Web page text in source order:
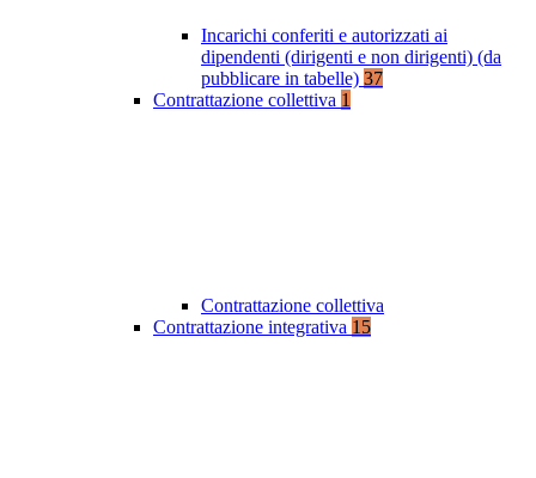
Incarichi conferiti e autorizzati ai
dipendenti (dirigenti e non dirigenti) (da
pubblicare in tabelle) 37
Contrattazione collettiva 1
Contrattazione collettiva
Contrattazione integrativa 15